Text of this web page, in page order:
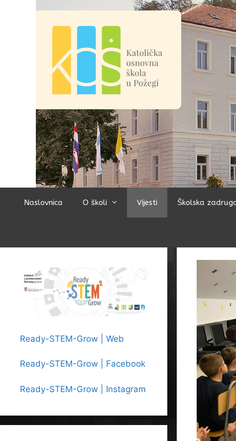
Naslovnica O školi Vijesti Školska
Ready-STEM-Grow | Web
Ready-STEM-Grow | Facebook
Ready-STEM-Grow | Instagram